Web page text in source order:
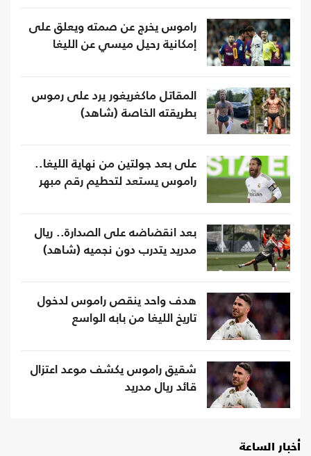
راموس يخرج عن صمته ويعلق على
إمكانية رحيل ميسي عن الليغا
المقاتل ماكغريغور يرد على رموس
بطريقته الخاصة (شاهد)
على بعد جولتين من نهاية الليغا..
راموس يستعد لتحطيم رقم مبهر
بعد انقضاضه على الصدارة.. ريال
مدريد يتدرب دون نجميه (شاهد)
هدف واحد ينقص راموس لدخول
تاريخ الليغا من بابه الواسع
شقيق راموس يكشف موعد اعتزال
قائد ريال مدريد
أخبار الساعة